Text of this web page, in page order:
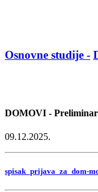
Osnovne studije -
DOMOVI -
09.12.2025.
spisak_prijava_za_dom-